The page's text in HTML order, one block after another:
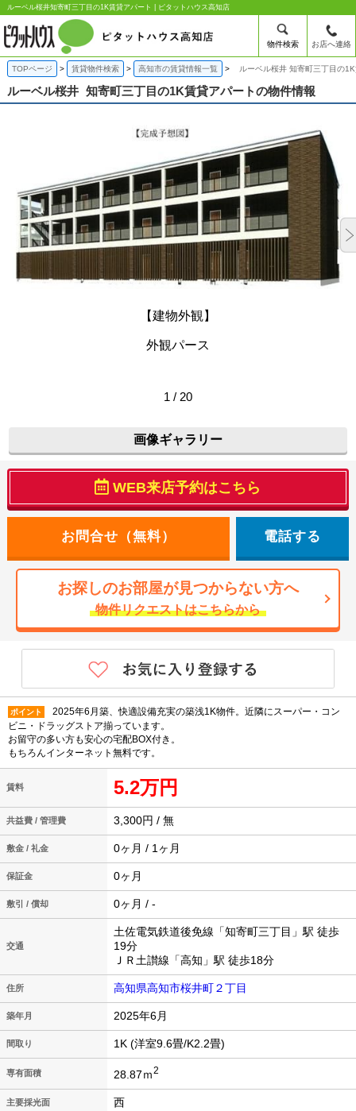
ルーベル桜井知寄町三丁目の1K賃貸アパート | ピタットハウス高知店
物件検索 お店へ連絡
TOPページ 賃貸物件検索 高知市の賃貸情報一覧 ルーベル桜井 知寄町三丁目の
ルーベル桜井 知寄町三丁目の1K賃貸アパートの物件情報
【建物外観】
外観パース
1 / 20
画像ギャラリー
WEB来店予約はこちら
電話する
お探しのお部屋が見つからない方へ
物件リクエストはこちらから
ポイント
2025年6月築、快適設備充実の築浅1K物件。近隣にスーパー・コン
ビニ・ドラッグストア揃っています。
お留守の多い方も安心の宅配BOX付き。
もちろんインターネット無料です。
賃料 5.2万円
共益費 / 管理費 3,300円 / 無
敷金 / 礼金 0ヶ月 / 1ヶ月
保証金 0ヶ月
敷引 / 償却 0ヶ月 / -
交通
土佐電気鉄道後免線「知寄町三丁目」駅 徒歩
19分
ＪＲ土讃線「高知」駅 徒歩18分
住所 高知県高知市桜井町２丁目
築年月 2025年6月
間取り 1K (洋室9.6畳/K2.2畳)
専有面積 28.87ｍ2
主要採光面 西